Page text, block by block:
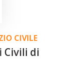
CIVILE
Civili di